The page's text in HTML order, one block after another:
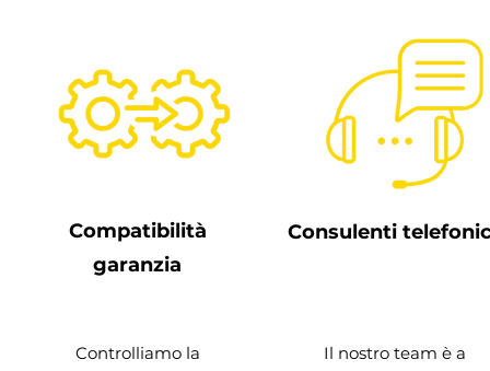
Compatibilità
garanzia
Controlliamo la
Consulenti
Il nostro team è a